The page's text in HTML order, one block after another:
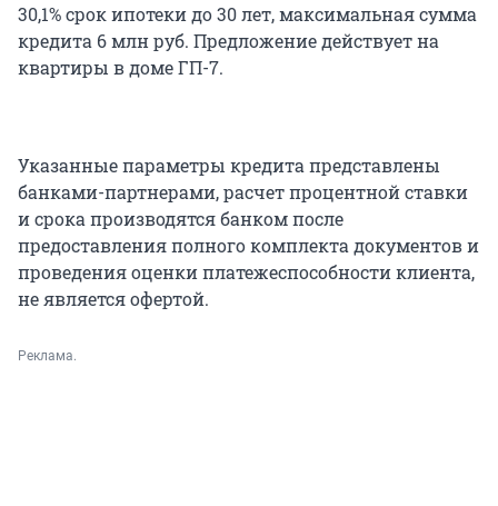
30,1% срок ипотеки до 30 лет, максимальная сумма
кредита 6 млн руб. Предложение действует на
квартиры в доме ГП-7.
Указанные параметры кредита представлены
банками-партнерами, расчет процентной ставки
и срока производятся банком после
предоставления полного комплекта документов и
проведения оценки платежеспособности клиента,
не является офертой.
Реклама.